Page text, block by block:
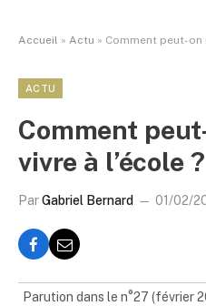
Accueil » Actu » Comment peut-on
ACTU
Comment
vivre à l’école ?
ParGabriel Bernard 01/02/
Parution dans le n°27 (février